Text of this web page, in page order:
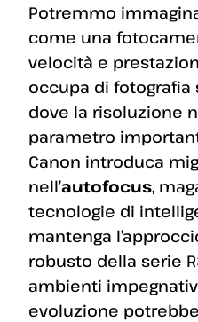
Potremmo
come una
velocità e
occupa di fotografia
dove la risoluzione
parametro
Canon introduca
nell’autofocus,
tecnologie di
mantenga
robusto della serie
ambienti
evoluzione